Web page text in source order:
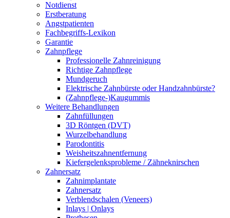
Notdienst
Erstberatung
Angstpatienten
Fachbegriffs-Lexikon
Garantie
Zahnpflege
Professionelle Zahnreinigung
Richtige Zahnpflege
Mundgeruch
Elektrische Zahnbürste oder Handzahnbürste?
(Zahnpflege-)Kaugummis
Weitere Behandlungen
Zahnfüllungen
3D Röntgen (DVT)
Wurzelbehandlung
Parodontitis
Weisheitszahnentfernung
Kiefergelenksprobleme / Zähneknirschen
Zahnersatz
Zahnimplantate
Zahnersatz
Verblendschalen (Veneers)
Inlays | Onlays